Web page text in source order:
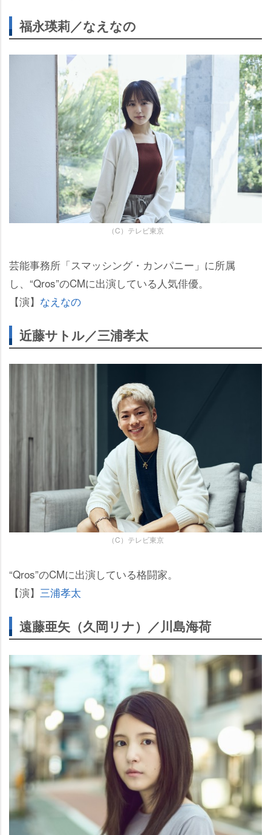
福永瑛莉／なえなの
（C）テレビ東京
芸能事務所「スマッシング・カンパニー」に所属
し、“Qros”のCMに出演している人気俳優。
【演】 なえなの
近藤サトル／三浦孝太
（C）テレビ東京
“Qros”のCMに出演している格闘家。
【演】 三浦孝太
遠藤亜矢（久岡リナ）／川島海荷